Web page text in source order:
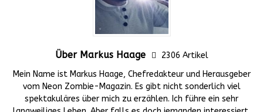
Über Markus Haage
2306 Artikel
Mein Name ist Markus Haage, Chefredakteur und Herausgeber
vom Neon Zombie-Magazin. Es gibt nicht sonderlich viel
spektakuläres über mich zu erzählen. Ich führe ein sehr